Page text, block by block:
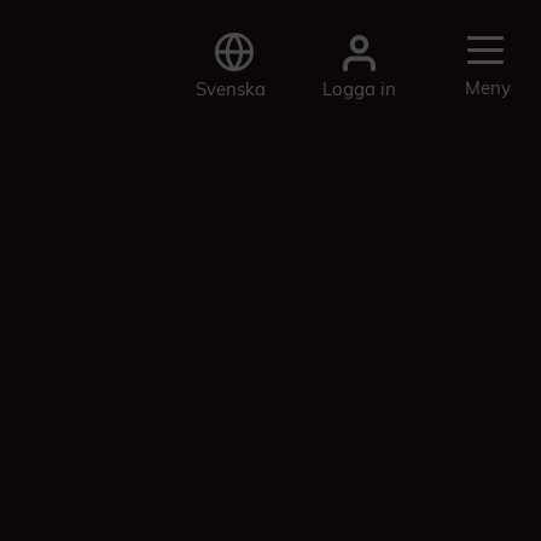
Svenska Logga in Meny